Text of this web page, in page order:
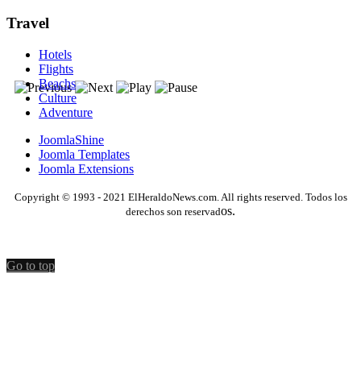
Travel
Hotels
Flights
Beachs
Culture
Adventure
JoomlaShine
Joomla Templates
Joomla Extensions
Copyright © 1993 - 2021 ElHeraldoNews.com. All rights reserved. Todos los
derechos son reservados.
Go to top